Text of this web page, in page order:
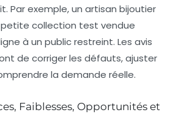
Par exemple, un artisan bijoutier
collection test vendue
à un public restreint. Les avis
de corriger les défauts, ajuster
la demande réelle.
Faiblesses, Opportunités et